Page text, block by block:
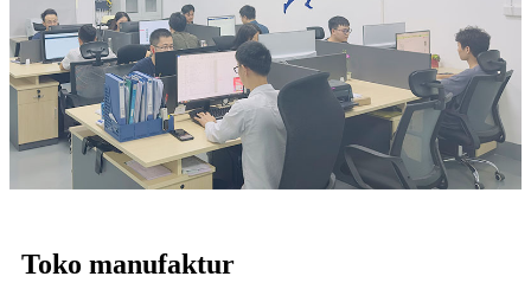
Toko manufaktur